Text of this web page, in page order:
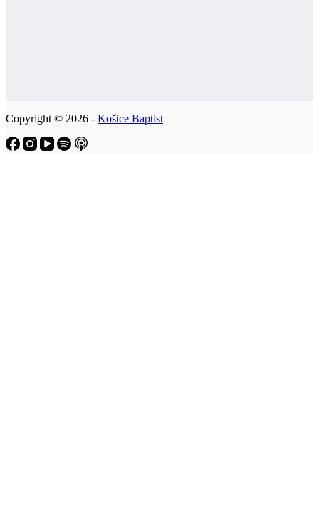
Copyright © 2026 - Košice Baptist